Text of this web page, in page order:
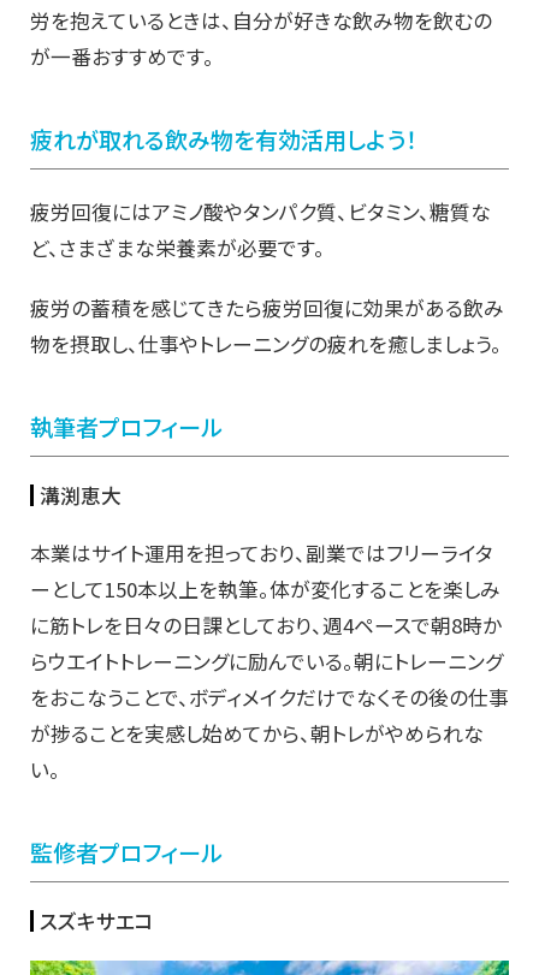
労を抱えているときは、自分が好きな飲み物を飲むの
が一番おすすめです。
疲れが取れる飲み物を有効活用しよう！
疲労回復にはアミノ酸やタンパク質、ビタミン、糖質な
ど、さまざまな栄養素が必要です。
疲労の蓄積を感じてきたら疲労回復に効果がある飲み
物を摂取し、仕事やトレーニングの疲れを癒しましょう。
執筆者プロフィール
溝渕恵大
本業はサイト運用を担っており、副業ではフリーライタ
ーとして150本以上を執筆。体が変化することを楽しみ
に筋トレを日々の日課としており、週4ペースで朝8時か
らウエイトトレーニングに励んでいる。朝にトレーニング
をおこなうことで、ボディメイクだけでなくその後の仕事
が捗ることを実感し始めてから、朝トレがやめられな
い。
監修者プロフィール
スズキサエコ